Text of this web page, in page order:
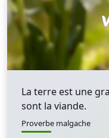
La terre est une
sont la viande.
Proverbe malgache